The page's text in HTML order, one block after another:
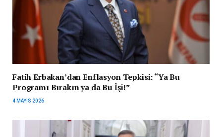
Fatih Erbakan’dan Enflasyon Tepkisi: “Ya Bu
Programı Bırakın ya da Bu İşi!”
4 MAYIS 2026